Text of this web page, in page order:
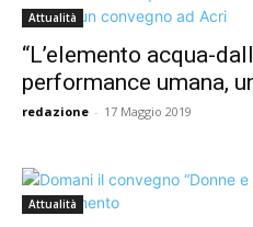
Attualità
“L’elemento acqua-
performance umana,
redazione - 17 Maggio 2019
Attualità